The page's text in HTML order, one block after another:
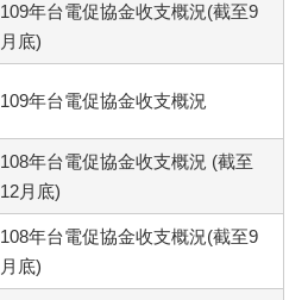
109年台電促協金收支概況(截至9
月底)
109年台電促協金收支概況
108年台電促協金收支概況 (截至
12月底)
108年台電促協金收支概況(截至9
月底)